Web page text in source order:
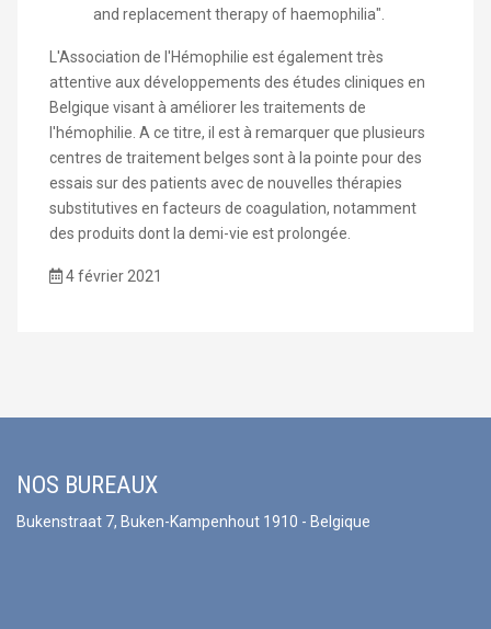
and replacement therapy of haemophilia".
L'Association de l'Hémophilie est également très
attentive aux développements des études cliniques en
Belgique visant à améliorer les traitements de
l'hémophilie. A ce titre, il est à remarquer que plusieurs
centres de traitement belges sont à la pointe pour des
essais sur des patients avec de nouvelles thérapies
substitutives en facteurs de coagulation, notamment
des produits dont la demi-vie est prolongée.
4 février 2021
NOS BUREAUX
Bukenstraat 7, Buken-Kampenhout 1910 - Belgique